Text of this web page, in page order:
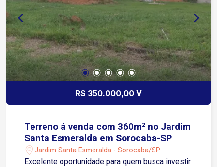
R$ 350.000,00 V
Terreno á venda com 360m² no Jardim
Santa Esmeralda em Sorocaba-SP
Jardim Santa Esmeralda - Sorocaba/SP
Excelente oportunidade para quem busca investir